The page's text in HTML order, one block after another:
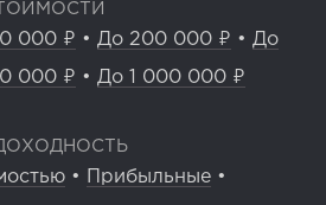
000 ₽ • До 200 000 ₽ • До
000 ₽ • До 1 000 000 ₽
• Прибыльные •